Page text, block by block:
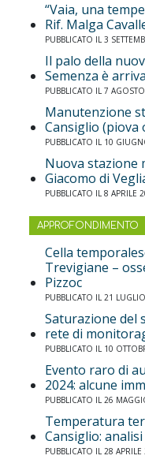
“Vaia, una
Rif. Malga
PUBBLICATO IL 3
Il palo della
Semenza è
PUBBLICATO IL 7
Manutenzione
Cansiglio (piova
PUBBLICATO IL 10
Nuova stazione
Giacomo di
PUBBLICATO IL 8 APRILE
APPROFONDIMENTO
Cella
Trevigiane –
Pizzoc
PUBBLICATO IL 21
Saturazione del
rete di
PUBBLICATO IL 10
Evento raro di
2024: alcune
PUBBLICATO IL 26
Temperatura
Cansiglio:
PUBBLICATO IL 28